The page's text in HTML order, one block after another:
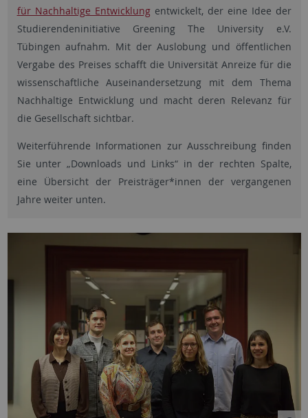
für Nachhaltige Entwicklungentwickelt, der eine Idee der
Studierendeninitiative Greening The University e.V.
Tübingen aufnahm. Mit der Auslobung und öffentlichen
Vergabe des Preises schafft die Universität Anreize für die
wissenschaftliche Auseinandersetzung mit dem Thema
Nachhaltige Entwicklung und macht deren Relevanz für
die Gesellschaft sichtbar.
Weiterführende Informationen zur Ausschreibung finden
Sie unter „Downloads und Links“ in der rechten Spalte,
eine Übersicht der Preisträger*innen der vergangenen
Jahre weiter unten.